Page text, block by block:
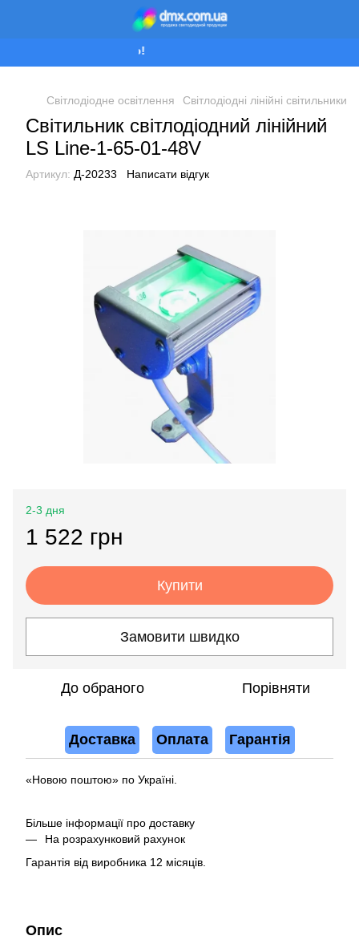
Світлодіодне освітлення Світлодіодні лінійні світильники
Світильник світлодіодний лінійний
LS Line-1-65-01-48V
Артикул: Д-20233 Написати відгук
2-3 дня
1 522 грн
Купити
Замовити швидко
До обраного Порівняти
Доставка Оплата Гарантія
«Новою поштою» по Україні.
Більше інформації про доставку
На розрахунковий рахунок
Гарантія від виробника 12 місяців.
Опис